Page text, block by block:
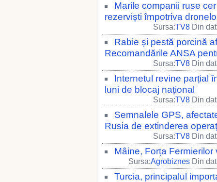
Marile companii ruse
rezerviști împotriva
Sursa:TV8 Din
Rabie și pestă porcină
Recomandările ANSA
Sursa:TV8 Din
Internetul revine parțial
luni de blocaj național
Sursa:TV8 Din
Semnalele GPS,
Rusia de extinderea
Sursa:TV8 Din
Mâine, Forța
Sursa:Agrobiznes Din
Turcia, principalul